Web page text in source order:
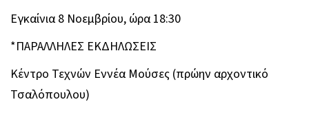
Εγκαίνια 8 Νοεμβρίου, ώρα 18:30
*ΠΑΡΑΛΛΗΛΕΣ ΕΚΔΗΛΩΣΕΙΣ
Κέντρο Τεχνών Εννέα Μούσες (πρώην αρχοντικό
Τσαλόπουλου)